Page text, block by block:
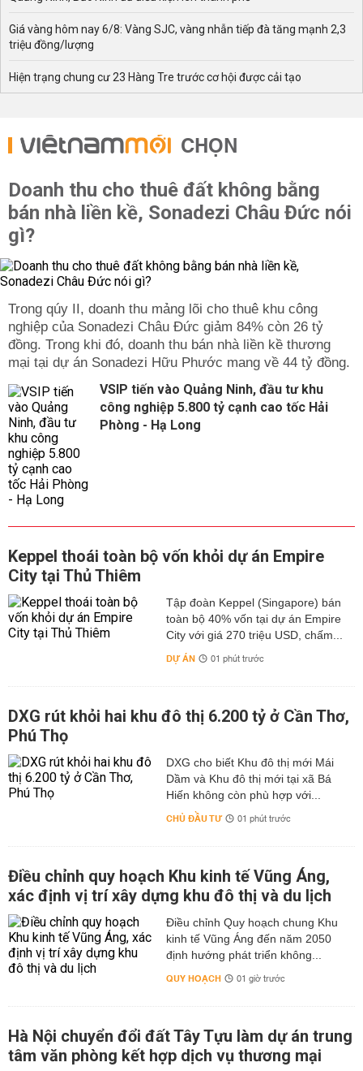
Giá vàng hôm nay 6/8: Vàng SJC, vàng nhẫn tiếp đà tăng mạnh 2,3
triệu đồng/lượng
Hiện trạng chung cư 23 Hàng Tre trước cơ hội được cải tạo
CHỌN
Doanh thu cho thuê đất không bằng
bán nhà liền kề, Sonadezi Châu Đức nói
gì?
Trong qúy II, doanh thu mảng lõi cho thuê khu công
nghiệp của Sonadezi Châu Đức giảm 84% còn 26 tỷ
đồng. Trong khi đó, doanh thu bán nhà liền kề thương
mại tại dự án Sonadezi Hữu Phước mang về 44 tỷ đồng.
VSIP tiến vào Quảng Ninh, đầu tư khu
công nghiệp 5.800 tỷ cạnh cao tốc Hải
Phòng - Hạ Long
Keppel thoái toàn bộ vốn khỏi dự án Empire
City tại Thủ Thiêm
Tập đoàn Keppel (Singapore) bán
toàn bộ 40% vốn tại dự án Empire
City với giá 270 triệu USD, chấm...
DỰ ÁN 01 phút trước
DXG rút khỏi hai khu đô thị 6.200 tỷ ở Cần Thơ,
Phú Thọ
DXG cho biết Khu đô thị mới Mái
Dầm và Khu đô thị mới tại xã Bá
Hiến không còn phù hợp với...
CHỦ ĐẦU TƯ 01 phút trước
Điều chỉnh quy hoạch Khu kinh tế Vũng Áng,
xác định vị trí xây dựng khu đô thị và du lịch
Điều chỉnh Quy hoạch chung Khu
kinh tế Vũng Áng đến năm 2050
định hướng phát triển không...
QUY HOẠCH 01 giờ trước
Hà Nội chuyển đổi đất Tây Tựu làm dự án trung
tâm văn phòng kết hợp dịch vụ thương mại